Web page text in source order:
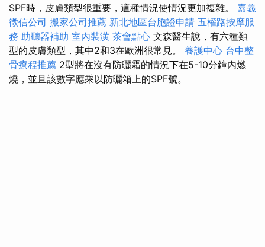
SPF時，皮膚類型很重要，這種情況使情況更加複雜。 嘉義
徵信公司 搬家公司推薦 新北地區台胞證申請 五權路按摩服
務 助聽器補助 室內裝潢 茶會點心 文森醫生說，有六種類
型的皮膚類型，其中2和3在歐洲很常見。 養護中心 台中整
骨療程推薦 2型將在沒有防曬霜的情況下在5-10分鐘內燃
燒，並且該數字應乘以防曬箱上的SPF號。